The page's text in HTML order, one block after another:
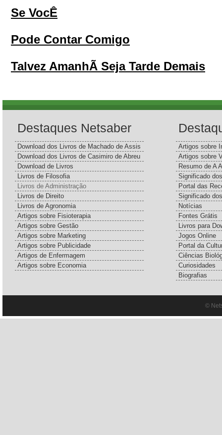
Se VocÊ
Pode Contar Comigo
Talvez AmanhÃ Seja Tarde Demais
Destaques Netsaber
Download dos Livros de Machado de Assis
Download dos Livros de Casimiro de Abreu
Download de Livros
Livros de Filosofia
Livros de Administração
Livros de Direito
Livros de Agronomia
Artigos sobre Fisioterapia
Artigos sobre Gestão
Artigos sobre Marketing
Artigos sobre Publicidade
Artigos de Enfermagem
Artigos sobre Economia
Artigos sobre
Artigos sobre
Resumo de A
Significado
Portal das
Significado
Notícias
Fontes Grátis
Livros para
Jogos Online
Portal da
Ciências
Curiosidades
Biografias
©